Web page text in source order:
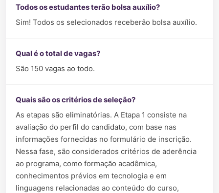
Todos os estudantes terão bolsa auxílio?
Sim! Todos os selecionados receberão bolsa auxílio.
Qual é o total de vagas?
São 150 vagas ao todo.
Quais são os critérios de seleção?
As etapas são eliminatórias. A Etapa 1 consiste na
avaliação do perfil do candidato, com base nas
informações fornecidas no formulário de inscrição.
Nessa fase, são considerados critérios de aderência
ao programa, como formação acadêmica,
conhecimentos prévios em tecnologia e em
linguagens relacionadas ao conteúdo do curso,